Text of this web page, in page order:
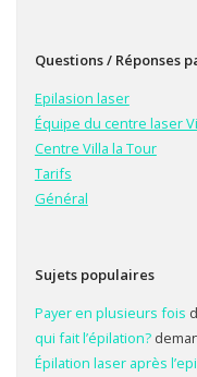
Questions / Réponses
Epilasion laser
Équipe du centre laser
Centre Villa la Tour
Tarifs
Général
Sujets populaires
Payer en plusieurs fois
qui fait l’épilation?
Épilation laser après